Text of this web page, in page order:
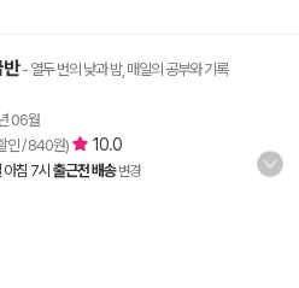
- 열두 번의 낮과 밤, 매일의 공부와 기록
06월
인 / 840원) 10.0
아침 7시 출근전 배송 변경